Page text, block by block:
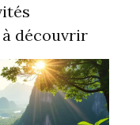
découvrir